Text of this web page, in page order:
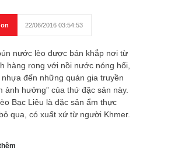
22/06/2016 03:54:53
nước lèo được bán khắp nơi từ
hàng rong với nồi nước nóng hổi,
đến những quán gia truyền
ảnh hưởng” của thứ đặc sản này.
Bạc Liêu là đặc sản ẩm thực
qua, có xuất xứ từ người Khmer.